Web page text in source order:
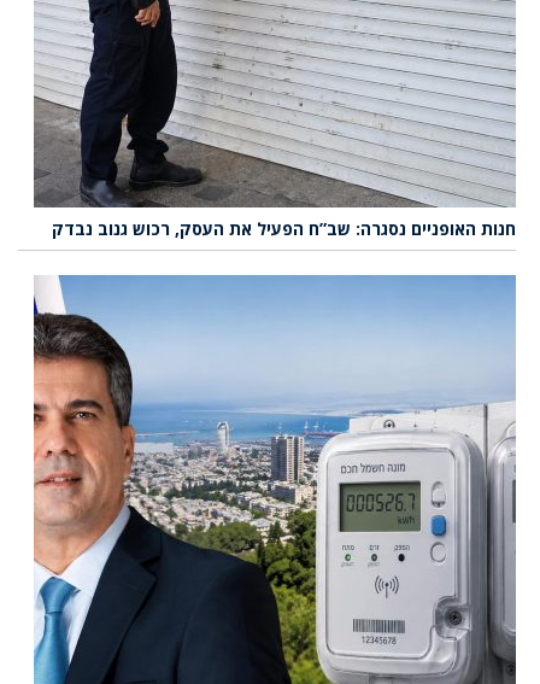
חנות האופניים נסגרה: שב”ח הפעיל את העסק, רכוש גנוב נבדק